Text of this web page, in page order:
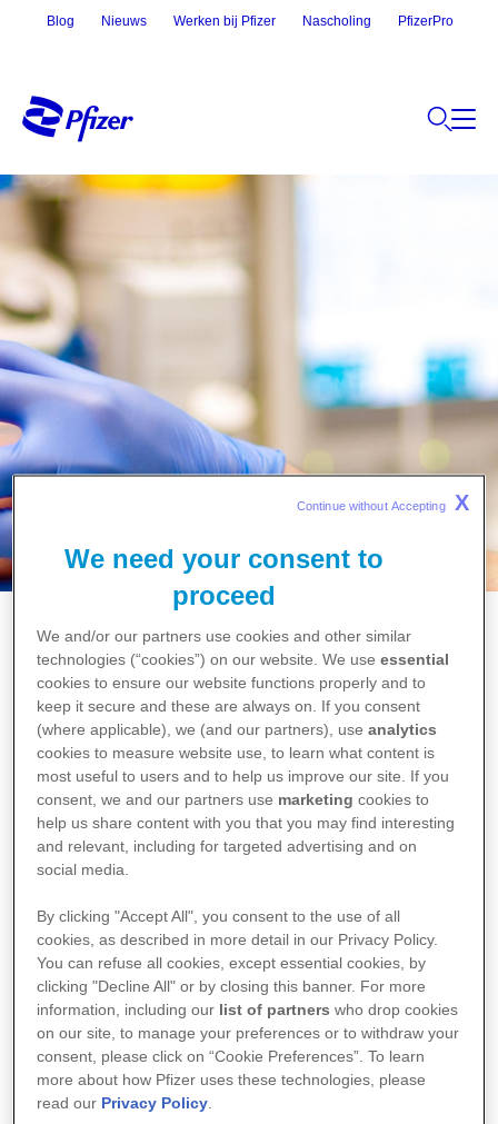
Blog Nieuws Werken bij Pfizer Nascholing PfizerPro
Home
Ketanest-S®
Ketanest-S®
Ketanest-S kan worden gebruikt om de patiënt onder
narcose te brengen en als aanvulling bij andere
(pijnverdovende) middelen bij kortdurende operaties.
We need your consent to
proceed
We and/or our partners use cookies and other similar
technologies (“cookies”) on our website. We useessential
cookies to ensure our website functions properly and to
keep it secure and these are always on. If you consent
(where applicable), we (and our partners), useanalytics
cookies to measure website use, to learn what content is
most useful to users and to help us improve our site. If you
consent, we and our partners use marketing cookies to
help us share content with you that you may find interesting
and relevant, including for targeted advertising and on
social media.
By clicking "Accept All", you consent to the use of all
cookies, as described in more detail in our Privacy Policy.
You can refuse all cookies, except essential cookies, by
clicking "Decline All" or by closing this banner. For more
information, including our list of partners who drop cookies
on our site, to manage your preferences or to withdraw your
consent, please click on “Cookie Preferences”. To learn
more about how Pfizer uses these technologies, please
read our Privacy Policy.
Continue without Accepting X